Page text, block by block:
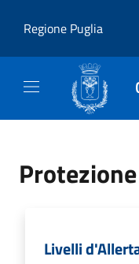
Regione Puglia
Livelli